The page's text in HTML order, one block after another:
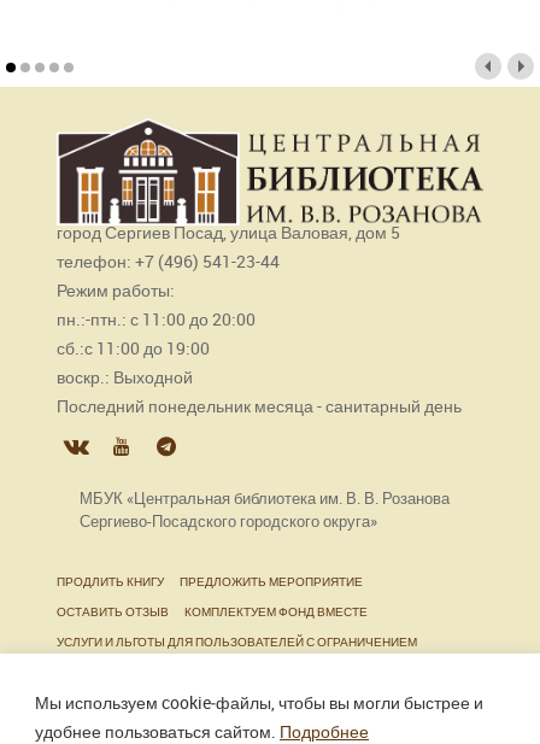
Мы используем cookie‑файлы, чтобы вы могли быстрее и
удобнее пользоваться сайтом. Подробнее
город Сергиев Посад, улица Валовая, дом 5
телефон: +7 (496) 541-23-44
Режим работы:
пн.:-птн.: с 11:00 до 20:00
сб.:с 11:00 до 19:00
воскр.: Выходной
Последний понедельник месяца - санитарный день
МБУК «Центральная библиотека им. В. В. Розанова
Сергиево-Посадского городского округа»
ПРОДЛИТЬ КНИГУ
ПРЕДЛОЖИТЬ МЕРОПРИЯТИЕ
ОСТАВИТЬ ОТЗЫВ
КОМПЛЕКТУЕМ ФОНД ВМЕСТЕ
УСЛУГИ И ЛЬГОТЫ ДЛЯ ПОЛЬЗОВАТЕЛЕЙ С ОГРАНИЧЕНИЕМ
ЖИЗНЕДЕЯТЕЛЬНОСТИ